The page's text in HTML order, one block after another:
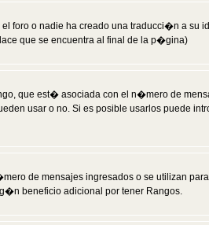
foro o nadie ha creado una traducci�n a
que se encuentra al final de la p�gina)
que est� asociada con el n�mero de
usar o no. Si es posible usarlos puede
de mensajes ingresados o se utilizan
beneficio adicional por tener Rangos.